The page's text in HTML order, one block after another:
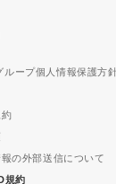
ループ個人情報保護方
の外部送信について
規約